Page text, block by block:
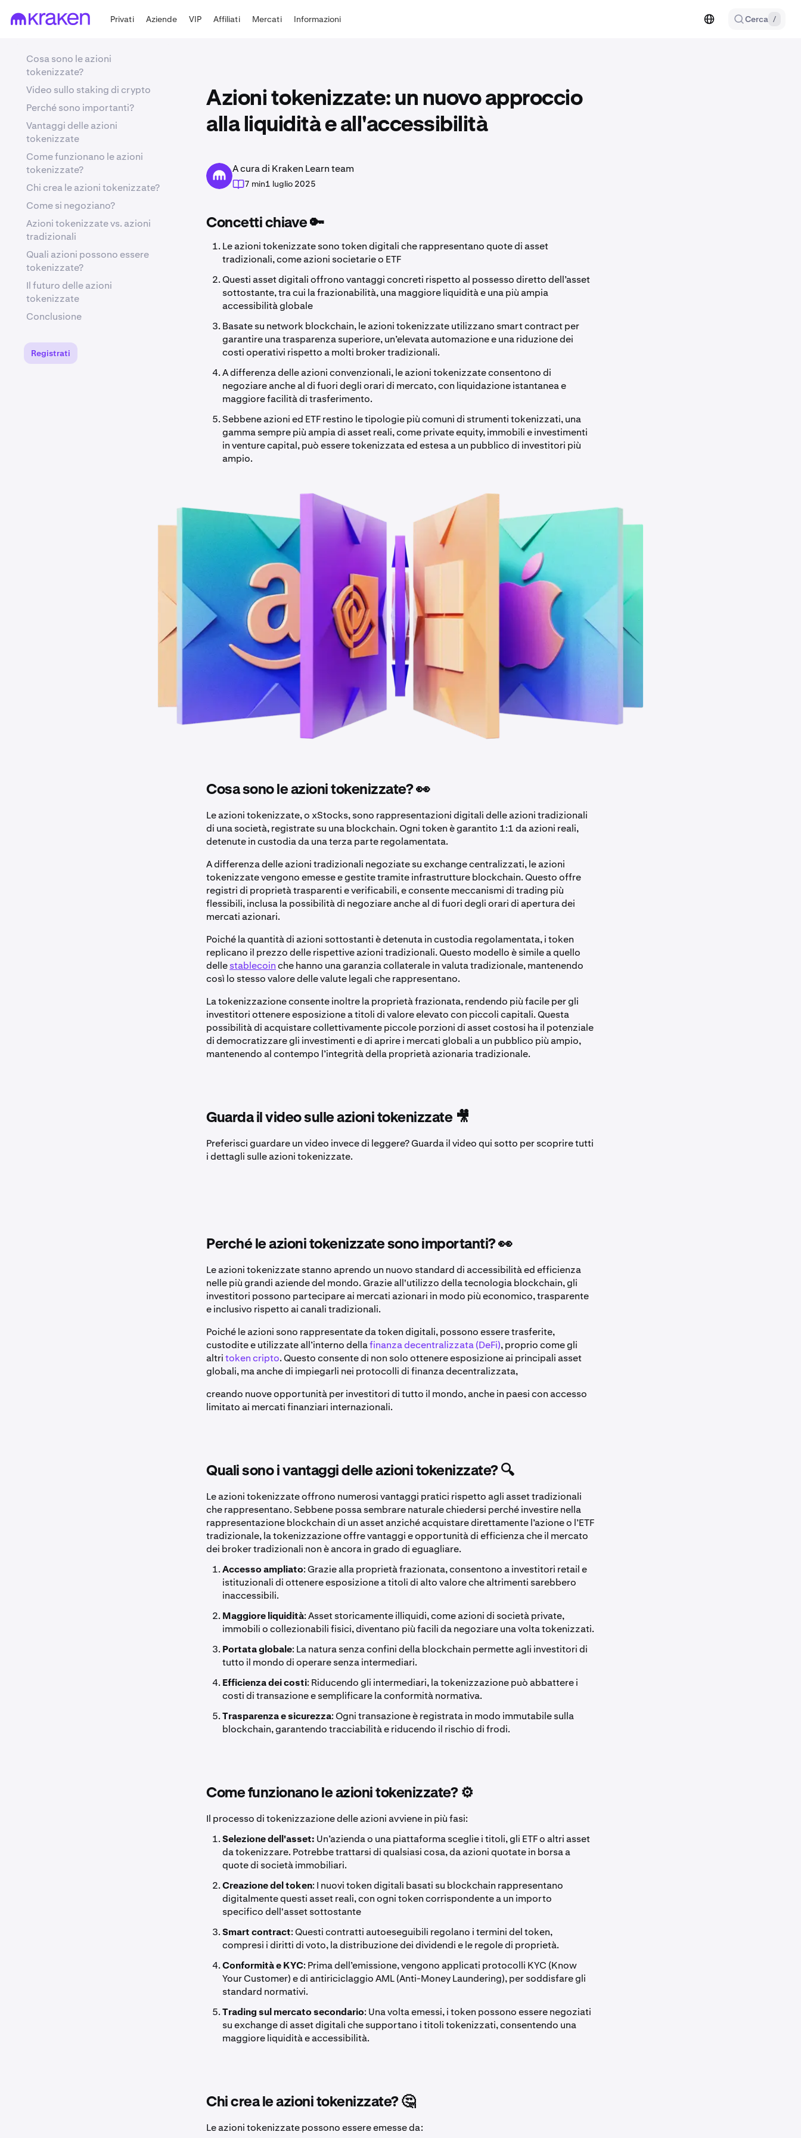
Privati Aziende VIP Affiliati Mercati Informazioni Cerca /
Azioni tokenizzate: un nuovo approccio
alla liquidità e all'accessibilità
A cura di Kraken Learn team
7 min1 luglio 2025
Concetti chiave 🔑
Le azioni tokenizzate sono token digitali che rappresentano quote di asset
tradizionali, come azioni societarie o ETF
Questi asset digitali offrono vantaggi concreti rispetto al possesso diretto dell’asset
sottostante, tra cui la frazionabilità, una maggiore liquidità e una più ampia
accessibilità globale
Basate su network blockchain, le azioni tokenizzate utilizzano smart contract per
garantire una trasparenza superiore, un’elevata automazione e una riduzione dei
costi operativi rispetto a molti broker tradizionali.
A differenza delle azioni convenzionali, le azioni tokenizzate consentono di
negoziare anche al di fuori degli orari di mercato, con liquidazione istantanea e
maggiore facilità di trasferimento.
Sebbene azioni ed ETF restino le tipologie più comuni di strumenti tokenizzati, una
gamma sempre più ampia di asset reali, come private equity, immobili e investimenti
in venture capital, può essere tokenizzata ed estesa a un pubblico di investitori più
ampio.
Cosa sono le azioni tokenizzate? 👀
Le azioni tokenizzate, o xStocks, sono rappresentazioni digitali delle azioni tradizionali
di una società, registrate su una blockchain. Ogni token è garantito 1:1 da azioni reali,
detenute in custodia da una terza parte regolamentata.
A differenza delle azioni tradizionali negoziate su exchange centralizzati, le azioni
tokenizzate vengono emesse e gestite tramite infrastrutture blockchain. Questo offre
registri di proprietà trasparenti e verificabili, e consente meccanismi di trading più
flessibili, inclusa la possibilità di negoziare anche al di fuori degli orari di apertura dei
mercati azionari.
Poiché la quantità di azioni sottostanti è detenuta in custodia regolamentata, i token
replicano il prezzo delle rispettive azioni tradizionali. Questo modello è simile a quello
dellestablecoinche hanno una garanzia collaterale in valuta tradizionale, mantenendo
così lo stesso valore delle valute legali che rappresentano.
La tokenizzazione consente inoltre la proprietà frazionata, rendendo più facile per gli
investitori ottenere esposizione a titoli di valore elevato con piccoli capitali. Questa
possibilità di acquistare collettivamente piccole porzioni di asset costosi ha il potenziale
di democratizzare gli investimenti e di aprire i mercati globali a un pubblico più ampio,
mantenendo al contempo l’integrità della proprietà azionaria tradizionale.
Guarda il video sulle azioni tokenizzate 🎥
Preferisci guardare un video invece di leggere? Guarda il video qui sotto per scoprire tutti
i dettagli sulle azioni tokenizzate.
Perché le azioni tokenizzate sono importanti? 👀
Le azioni tokenizzate stanno aprendo un nuovo standard di accessibilità ed efficienza
nelle più grandi aziende del mondo. Grazie all'utilizzo della tecnologia blockchain, gli
investitori possono partecipare ai mercati azionari in modo più economico, trasparente
e inclusivo rispetto ai canali tradizionali.
Poiché le azioni sono rappresentate da token digitali, possono essere trasferite,
custodite e utilizzate all’interno dellafinanza decentralizzata (DeFi), proprio come gli
altritoken cripto. Questo consente di non solo ottenere esposizione ai principali asset
globali, ma anche di impiegarli nei protocolli di finanza decentralizzata,
creando nuove opportunità per investitori di tutto il mondo, anche in paesi con accesso
limitato ai mercati finanziari internazionali.
Quali sono i vantaggi delle azioni tokenizzate? 🔍
Le azioni tokenizzate offrono numerosi vantaggi pratici rispetto agli asset tradizionali
che rappresentano. Sebbene possa sembrare naturale chiedersi perché investire nella
rappresentazione blockchain di un asset anziché acquistare direttamente l’azione o l’ETF
tradizionale, la tokenizzazione offre vantaggi e opportunità di efficienza che il mercato
dei broker tradizionali non è ancora in grado di eguagliare.
Accesso ampliato: Grazie alla proprietà frazionata, consentono a investitori retail e
istituzionali di ottenere esposizione a titoli di alto valore che altrimenti sarebbero
inaccessibili.
Maggiore liquidità: Asset storicamente illiquidi, come azioni di società private,
immobili o collezionabili fisici, diventano più facili da negoziare una volta tokenizzati.
Portata globale: La natura senza confini della blockchain permette agli investitori di
tutto il mondo di operare senza intermediari.
Efficienza dei costi: Riducendo gli intermediari, la tokenizzazione può abbattere i
costi di transazione e semplificare la conformità normativa.
Trasparenza e sicurezza: Ogni transazione è registrata in modo immutabile sulla
blockchain, garantendo tracciabilità e riducendo il rischio di frodi.
Come funzionano le azioni tokenizzate? ⚙️
Il processo di tokenizzazione delle azioni avviene in più fasi:
Selezione dell'asset: Un’azienda o una piattaforma sceglie i titoli, gli ETF o altri asset
da tokenizzare. Potrebbe trattarsi di qualsiasi cosa, da azioni quotate in borsa a
quote di società immobiliari.
Creazione del token: I nuovi token digitali basati su blockchain rappresentano
digitalmente questi asset reali, con ogni token corrispondente a un importo
specifico dell'asset sottostante
Smart contract: Questi contratti autoeseguibili regolano i termini del token,
compresi i diritti di voto, la distribuzione dei dividendi e le regole di proprietà.
Conformità e KYC: Prima dell’emissione, vengono applicati protocolli KYC (Know
Your Customer) e di antiriciclaggio AML (Anti-Money Laundering), per soddisfare gli
standard normativi.
Trading sul mercato secondario: Una volta emessi, i token possono essere negoziati
su exchange di asset digitali che supportano i titoli tokenizzati, consentendo una
maggiore liquidità e accessibilità.
Chi crea le azioni tokenizzate? 🤔
Le azioni tokenizzate possono essere emesse da:
Cosa sono le azioni
tokenizzate?
Video sullo staking di crypto
Perché sono importanti?
Vantaggi delle azioni
tokenizzate
Come funzionano le azioni
tokenizzate?
Chi crea le azioni tokenizzate?
Come si negoziano?
Azioni tokenizzate vs. azioni
tradizionali
Quali azioni possono essere
tokenizzate?
Il futuro delle azioni
tokenizzate
Conclusione
Registrati